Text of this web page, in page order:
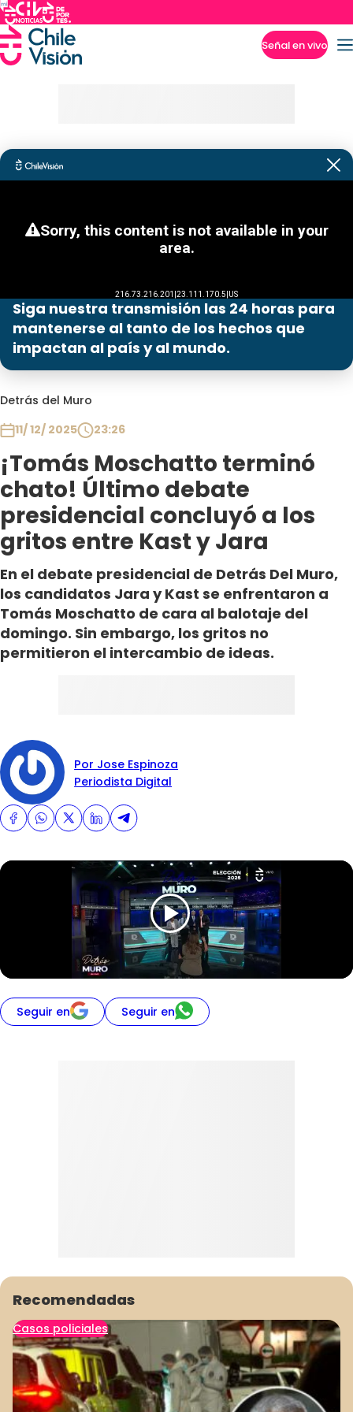
Señal en vivo
Siga nuestra transmisión las 24 horas para
mantenerse al tanto de los hechos que
impactan al país y al mundo.
Detrás del Muro
11/ 12/ 2025
23:26
¡Tomás Moschatto terminó
chato! Último debate
presidencial concluyó a los
gritos entre Kast y Jara
En el debate presidencial de Detrás Del Muro,
los candidatos Jara y Kast se enfrentaron a
Tomás Moschatto de cara al balotaje del
domingo. Sin embargo, los gritos no
permitieron el intercambio de ideas.
Por Jose Espinoza
Periodista Digital
Seguir en Seguir en
Recomendadas
Casos policiales
Programas
Club De La Comedia
Contigo en Directo
Plan Perfecto
El Tiempo
Sabingo
Todos Los Programas